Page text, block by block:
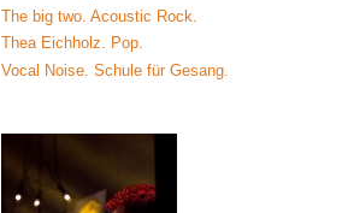
The big two. Acoustic Rock.
Thea Eichholz. Pop.
Vocal Noise. Schule für Gesang.